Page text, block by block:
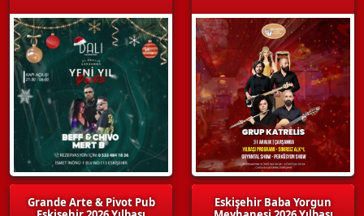
Grande Arte & Pivot Pub
Eskişehir Baba Yorgun